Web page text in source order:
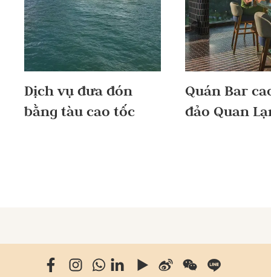
Dịch vụ đưa đón
bằng tàu cao tốc
Quán Bar
đảo Quan